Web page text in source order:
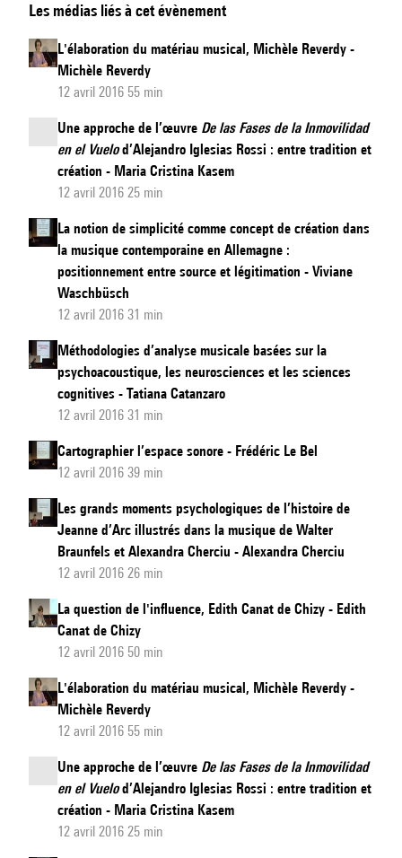
matériau
et
métaphore
outils
approche
génétique
Les médias liés à cet évènement
L'élaboration du matériau musical, Michèle Reverdy -
Michèle Reverdy
12 avril 2016 55 min
Une approche de l’œuvre De las Fases de la Inmovilidad
en el Vuelod’Alejandro Iglesias Rossi : entre tradition et
création - Maria Cristina Kasem
12 avril 2016 25 min
La notion de simplicité comme concept de création dans
la musique contemporaine en Allemagne :
positionnement entre source et légitimation - Viviane
Waschbüsch
12 avril 2016 31 min
Méthodologies d’analyse musicale basées sur la
psychoacoustique, les neurosciences et les sciences
cognitives - Tatiana Catanzaro
12 avril 2016 31 min
Cartographier l’espace sonore - Frédéric Le Bel
12 avril 2016 39 min
Les grands moments psychologiques de l’histoire de
Jeanne d’Arc illustrés dans la musique de Walter
Braunfels et Alexandra Cherciu - Alexandra Cherciu
12 avril 2016 26 min
La question de l'influence, Edith Canat de Chizy - Edith
Canat de Chizy
12 avril 2016 50 min
L'élaboration du matériau musical, Michèle Reverdy -
Michèle Reverdy
12 avril 2016 55 min
Une approche de l’œuvre De las Fases de la Inmovilidad
en el Vuelod’Alejandro Iglesias Rossi : entre tradition et
création - Maria Cristina Kasem
12 avril 2016 25 min